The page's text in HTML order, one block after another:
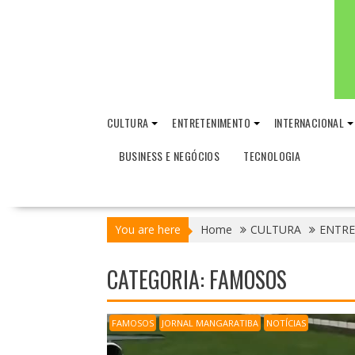
CULTURA ENTRETENIMENTO
INTERNACIONAL
BUSINESS E NEGÓCIOS
TECNOLOGIA
You are here Home CULTURA
CATEGORIA: FAMOSOS
FAMOSOS JORNAL MANGARATIBA NOTÍCIAS